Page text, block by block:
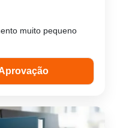
muito pequeno